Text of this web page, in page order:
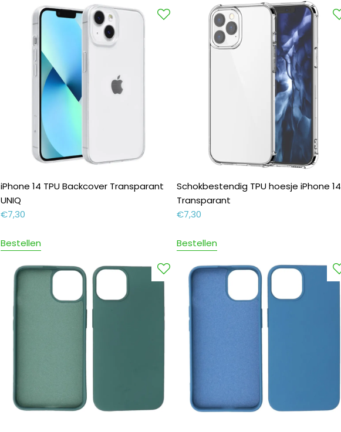
iPhone 14 TPU Backcover Transparant
UNIQ
€7,30
Bestellen
Schokbestendig TPU hoesje iPhone 14
Transparant
€7,30
Bestellen